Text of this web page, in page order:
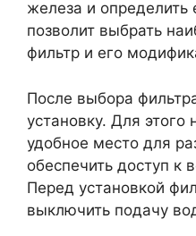
железа и определить
позволит выбрать
фильтр и его
После выбора
установку. Для
удобное место для
обеспечить доступ к
Перед установкой
выключить подачу